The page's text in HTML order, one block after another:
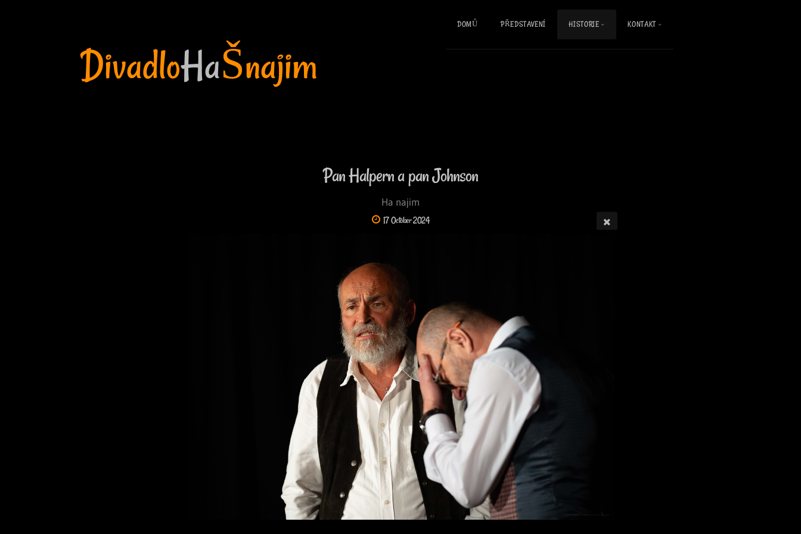
DivadloHaŠnajim
DOMŮ PŘEDSTAVENÍ HISTORIE KONTAKT
Pan Halpern a pan Johnson
Ha najim
17 October 2024